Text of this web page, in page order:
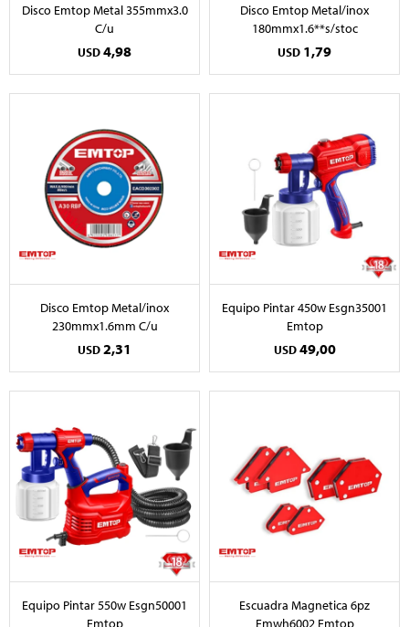
Disco Emtop Metal 355mmx3.0
C/u
USD4,98
Disco Emtop Metal/inox
180mmx1.6**s/stoc
USD 1,79
Disco Emtop Metal/inox
230mmx1.6mm C/u
USD2,31
Equipo Pintar 450w Esgn35001
Emtop
USD 49,00
Equipo Pintar 550w Esgn50001
Emtop
Escuadra Magnetica 6pz
Emwh6002 Emtop